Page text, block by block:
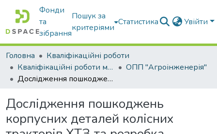
Фонди
та
зібрання
Пошук за
критеріями
Статистика Увійти
Головна
Кваліфікаційні роботи
Кваліфікаційні роботи магістрів
ОПП "Агроінженерія"
Дослідження пошкоджень корпусних деталей колісних тракторів ХТЗ та розробка технологічного процесу їх відновлення
Дослідження пошкоджень
корпусних деталей колісних